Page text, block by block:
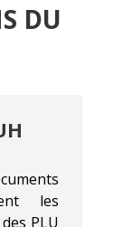
DU
les
PLU